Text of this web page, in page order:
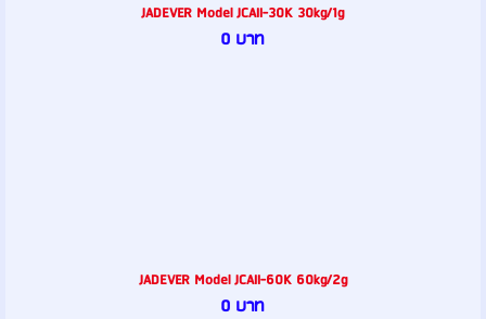
JADEVER Model JCAII-30K 30kg/1g
0 บาท
JADEVER Model JCAII-60K 60kg/2g
0 บาท